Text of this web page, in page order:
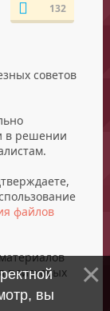
132
советов
в решении
файлов
поисковых
вы